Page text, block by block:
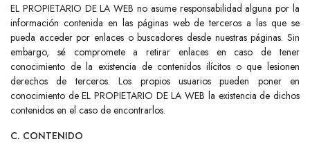
EL PROPIETARIO DE LA WEB no asume responsabilidad alguna por la
información contenida en las páginas web de terceros a las que se
pueda acceder por enlaces o buscadores desde nuestras páginas. Sin
embargo, sé compromete a retirar enlaces en caso de tener
conocimiento de la existencia de contenidos ilícitos o que lesionen
derechos de terceros. Los propios usuarios pueden poner en
conocimiento de EL PROPIETARIO DE LA WEB la existencia de dichos
contenidos en el caso de encontrarlos.
C. CONTENIDO